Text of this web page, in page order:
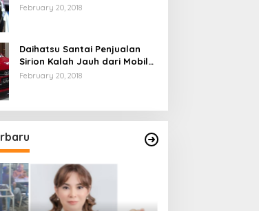
February 20, 2018
Daihatsu Santai Penjualan
Sirion Kalah Jauh dari Mobil
LCGC
February 20, 2018